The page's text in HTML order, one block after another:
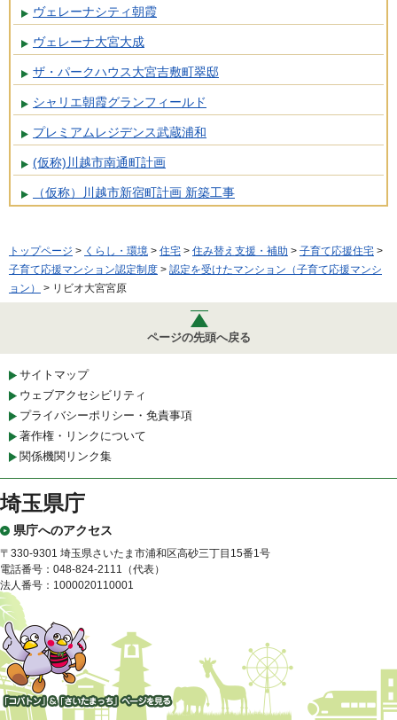
ヴェレーナシティ朝霞
ヴェレーナ大宮大成
ザ・パークハウス大宮吉敷町翠邸
シャリエ朝霞グランフィールド
プレミアムレジデンス武蔵浦和
(仮称)川越市南通町計画
（仮称）川越市新宿町計画 新築工事
トップページ > くらし・環境 > 住宅 > 住み替え支援・補助 > 子育て応援住宅 >
子育て応援マンション認定制度 > 認定を受けたマンション（子育て応援マンシ
ョン）
> リビオ大宮宮原
ページの先頭へ戻る
サイトマップ
ウェブアクセシビリティ
プライバシーポリシー・免責事項
著作権・リンクについて
関係機関リンク集
埼玉県庁
県庁へのアクセス
〒330-9301 埼玉県さいたま市浦和区高砂三丁目15番1号
電話番号：048-824-2111（代表）
法人番号：1000020110001
「コバトン」&「さいたまっ